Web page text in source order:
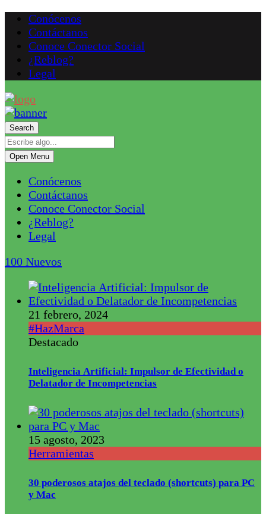
Conócenos
Contáctanos
Conoce Conector Social
¿Reblog?
Legal
Search
Open Menu
Conócenos
Contáctanos
Conoce Conector Social
¿Reblog?
Legal
100 Nuevos
21 febrero, 2024
#HazMarca
Destacado
Inteligencia Artificial: Impulsor de Efectividad o
Delatador de Incompetencias
15 agosto, 2023
Herramientas
30 poderosos atajos del teclado (shortcuts) para PC
y Mac